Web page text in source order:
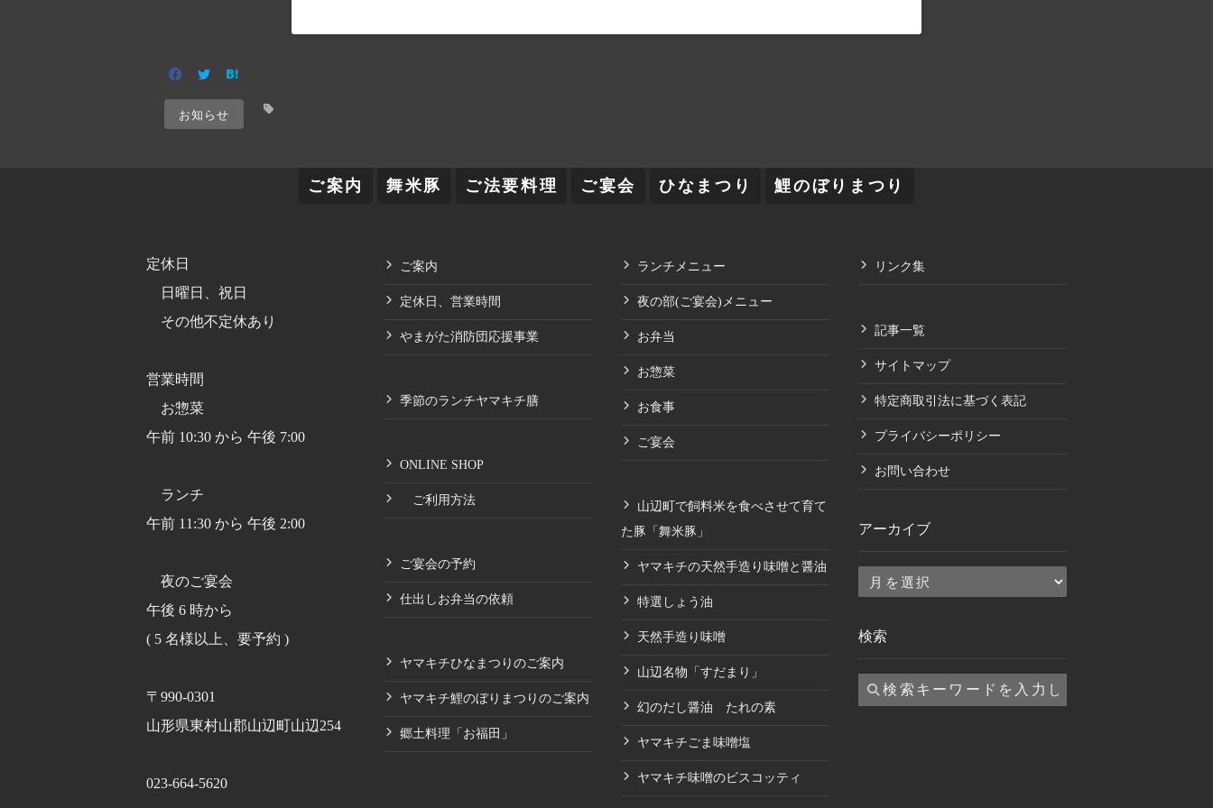
お知らせ
ご案内 舞米豚 ご法要料理 ご宴会 ひなまつり 鯉のぼりまつり
定休日
日曜日、祝日
その他不定休あり
営業時間
お惣菜
午前 10:30 から 午後 7:00
ランチ
午前 11:30 から 午後 2:00
夜のご宴会
午後 6 時から
( 5 名様以上、要予約 )
〒990-0301
山形県東村山郡山辺町山辺254
023-664-5620
ご案内
定休日、営業時間
やまがた消防団応援事業
季節のランチヤマキチ膳
ONLINE SHOP
ご利用方法
ご宴会の予約
仕出しお弁当の依頼
ヤマキチひなまつりのご案内
ヤマキチ鯉のぼりまつりのご案内
郷土料理「お福田」
ランチメニュー
夜の部(ご宴会)メニュー
お弁当
お惣菜
お食事
ご宴会
山辺町で飼料米を食べさせて育て
た豚「舞米豚」
ヤマキチの天然手造り味噌と醤油
特選しょう油
天然手造り味噌
山辺名物「すだまり」
幻のだし醤油 たれの素
ヤマキチごま味噌塩
ヤマキチ味噌のビスコッティ
リンク集
記事一覧
サイトマップ
特定商取引法に基づく表記
プライバシーポリシー
お問い合わせ
アーカイブ
ア
カ
ブ
検索